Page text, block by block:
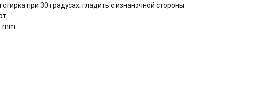
при 30 градусах; гладить с изнаночной стороны
mm